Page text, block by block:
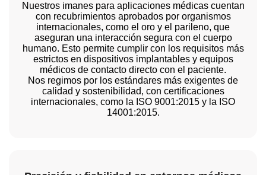
Nuestros imanes para aplicaciones médicas cuentan
con recubrimientos aprobados por organismos
internacionales, como el oro y el parileno, que
aseguran una interacción segura con el cuerpo
humano. Esto permite cumplir con los requisitos más
estrictos en dispositivos implantables y equipos
médicos de contacto directo con el paciente.
Nos regimos por los estándares más exigentes de
calidad y sostenibilidad, con certificaciones
internacionales, como la ISO 9001:2015 y la ISO
14001:2015.